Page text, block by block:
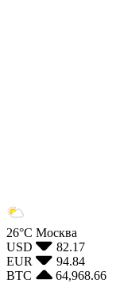
26°С Москва
USD
82.17
EUR
94.84
BTC
64,968.66